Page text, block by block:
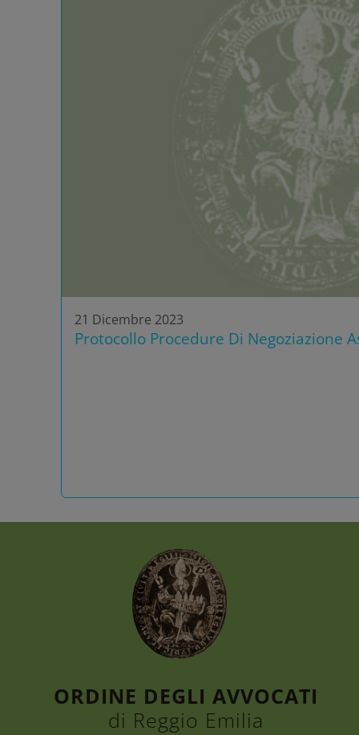
21 Dicembre 2023
Protocollo Procedure Di Negoziazione
ORDINE DEGLI AVVOCATI
di Reggio Emilia